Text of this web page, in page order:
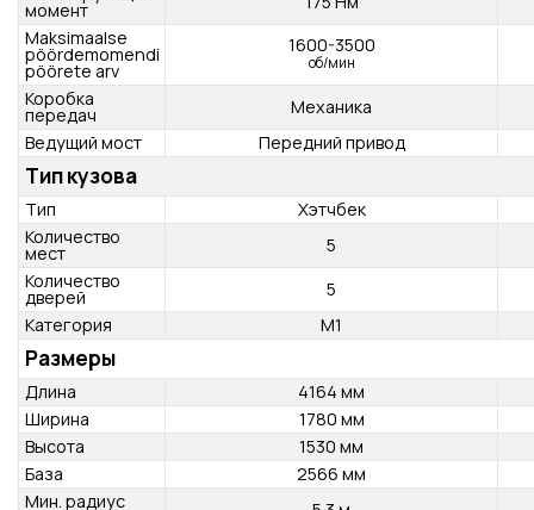
Maksimaalse
võimsuse
pöörete arv
5000-5500
об/мин
Макс. крутящий
момент 175 Нм
Maksimaalse
pöördemomendi
pöörete arv
1600-3500
об/мин
Коробка
передач Механика
Ведущий мост Передний привод
Тип кузова
Тип
Хэтчбек
Количество
мест
Количество
дверей 5
Категория M1
Размеры